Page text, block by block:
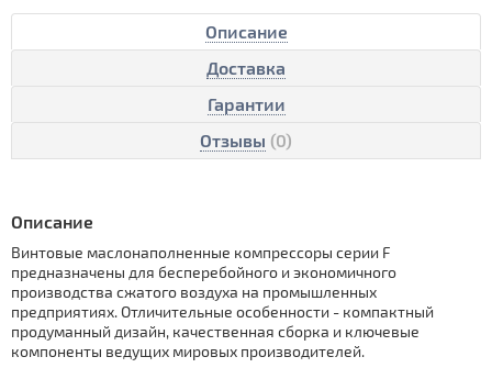
Описание
Доставка
Гарантии
Отзывы (0)
Описание
Винтовые маслонаполненные компрессоры серии F
предназначены для бесперебойного и экономичного
производства сжатого воздуха на промышленных
предприятиях. Отличительные особенности - компактный
продуманный дизайн, качественная сборка и ключевые
компоненты ведущих мировых производителей.